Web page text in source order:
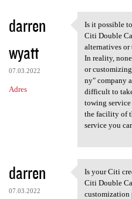
darren
wyatt
07.03.2022
Adres
Is it
Is it possible
Citi Double
alternatives
In reality,
or
ny" company
difficult to
towing
the facility of
service you
darren
07.03.2022
Is your Citi
Is your Citi
Citi Double
customization